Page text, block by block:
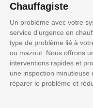
Chauffagiste
Un problème avec votre
service d’urgence en
type de problème lié à
ou mazout. Nous offrons
interventions rapides et
une inspection minutieuse
réparer le problème et